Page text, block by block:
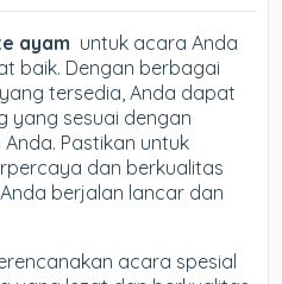
ayam untuk acara Anda
baik. Dengan berbagai
tersedia, Anda dapat
yang sesuai dengan
Pastikan untuk
dan berkualitas
berjalan lancar dan
acara spesial